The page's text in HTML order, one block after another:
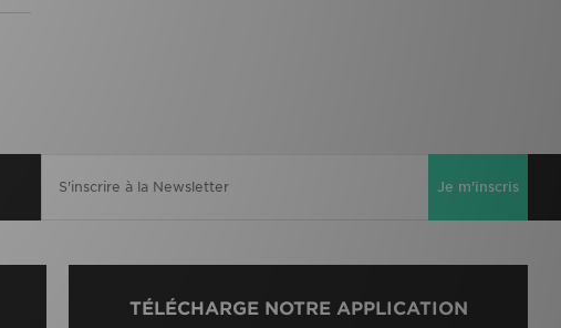
Je m'inscris
TÉLÉCHARGE NOTRE APPLICATION